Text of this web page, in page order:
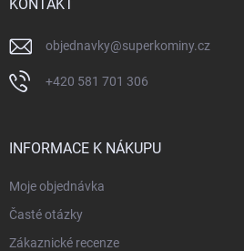
KONTAKT
objednavky@superkominy.cz
+420 581 701 306
INFORMACE K NÁKUPU
Moje objednávka
Časté otázky
Zákaznické recenze